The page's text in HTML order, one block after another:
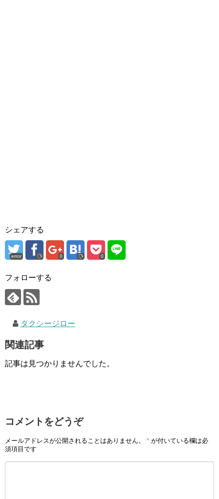
シェアする
error 0 0
フォローする
タクシージロー
関連記事
記事は見つかりませんでした。
コメントをどうぞ
メールアドレスが公開されることはありません。 * が付いている欄は必
須項目です